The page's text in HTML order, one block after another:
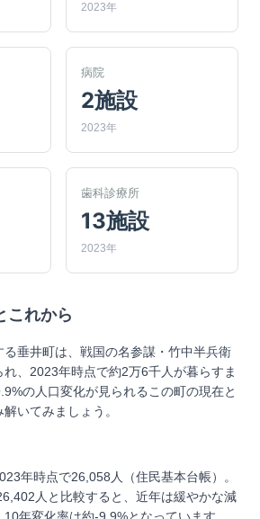
2023年
病院
2施設
2023年
歯科診療所
13施設
2023年
これから
垂井町は、戦国の名参謀・竹中半兵衛
、2023年時点で約2万6千人が暮らすま
の人口変化が見られるこの町の現在と
いてみましょう。
年時点で26,058人（住民基本台帳）。
人と比較すると、近年は緩やかな減